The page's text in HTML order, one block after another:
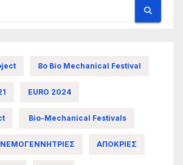
8ο Bio Mechanical Festival
EURO 2024
Bio-Mechanical Festivals
ΑΠΟΚΡΙΕΣ